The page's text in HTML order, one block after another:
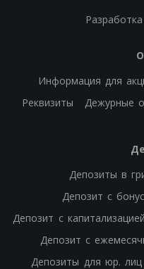
Информация для
Реквизиты
Дежурные
Депозиты в
Депозит с
Депозит с
Депозит с
Депозиты для юр. лиц